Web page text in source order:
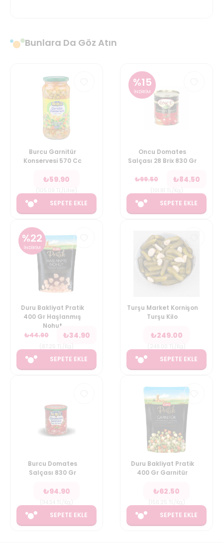
Bunlara Da Göz Atın
Burcu Garnitür
Konservesi 570 Cc
₺59.90
SEPETE EKLE
%15
İNDİRİM
Oncu Domates
Salçası 28 Brix 830 Gr
₺99.50 ₺84.50
SEPETE EKLE
%22
İNDİRİM
Duru Bakliyat Pratik
400 Gr Haşlanmış
Nohut
₺44.90 ₺34.90
SEPETE EKLE
Turşu Market Kornişon
Turşu Kilo
₺249.00
SEPETE EKLE
Burcu Domates
Salçası 830 Gr
₺94.90
SEPETE EKLE
Duru Bakliyat Pratik
400 Gr Garnitür
₺62.50
SEPETE EKLE